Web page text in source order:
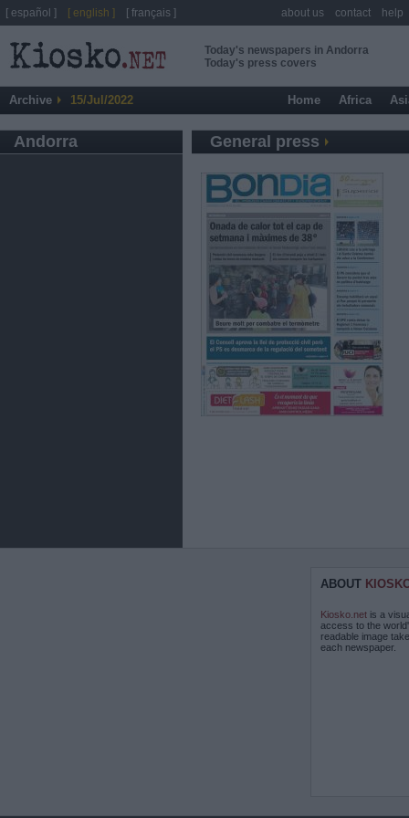
Today's newspapers in Andorra
Today's press covers
Archive 15/Jul/2022 Home Africa
Andorra General press
ABOUT
Kiosko.net is a
access to the
readable image
each newspaper.
[ español ] [ english ] [ français ] about us contact help